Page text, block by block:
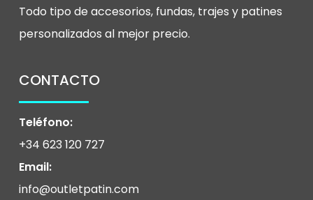
Todo tipo de accesorios, fundas, trajes y patines
personalizados al mejor precio.
CONTACTO
Teléfono:
+34 623 120 727
Email:
info@outletpatin.com